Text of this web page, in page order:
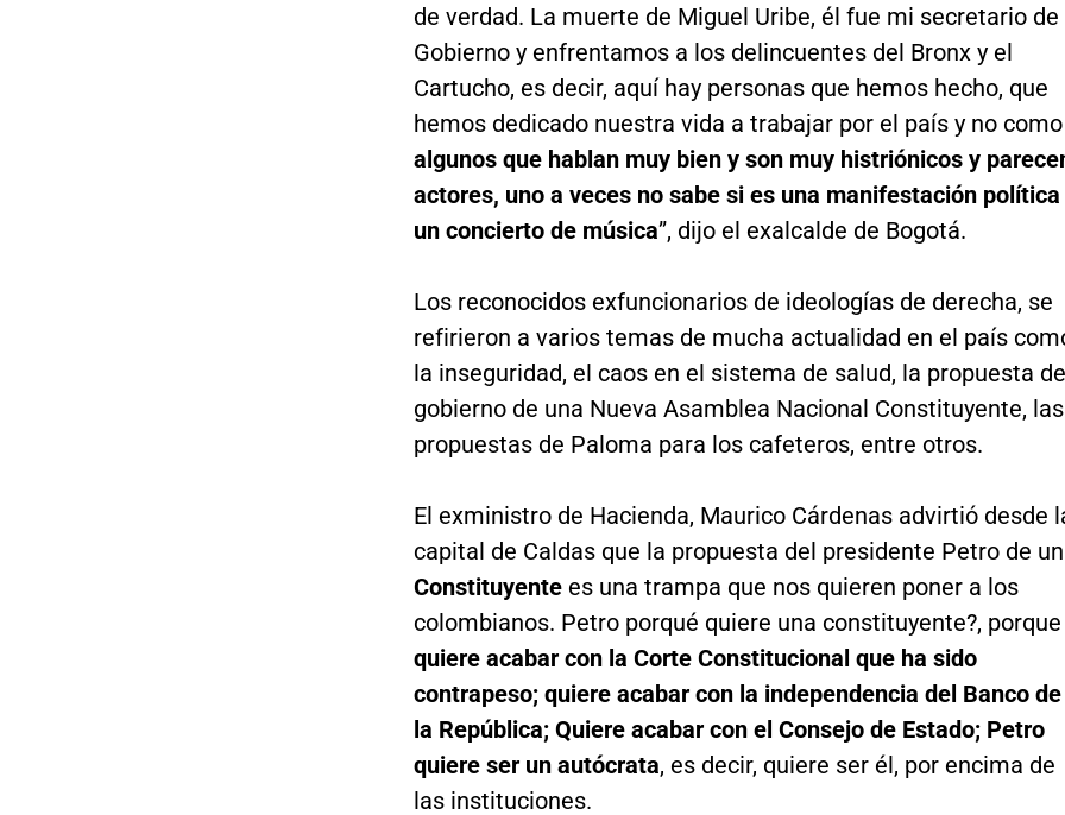
de verdad. La muerte de Miguel Uribe, él fue mi secretario de
Gobierno y enfrentamos a los delincuentes del Bronx y el
Cartucho, es decir, aquí hay personas que hemos hecho, que
hemos dedicado nuestra vida a trabajar por el país y no como
algunos que hablan muy bien y son muy histriónicos y
actores, uno a veces no sabe si es una manifestación política
un concierto de música”, dijo el exalcalde de Bogotá.
Los reconocidos exfuncionarios de ideologías de derecha, se
refirieron a varios temas de mucha actualidad en el país
la inseguridad, el caos en el sistema de salud, la propuesta
gobierno de una Nueva Asamblea Nacional Constituyente, las
propuestas de Paloma para los cafeteros, entre otros.
El exministro de Hacienda, Maurico Cárdenas advirtió desde
capital de Caldas que la propuesta del presidente Petro de
Constituyentees una trampa que nos quieren poner a los
colombianos. Petro porqué quiere una constituyente?, porque
quiere acabar con la Corte Constitucional que ha sido
contrapeso; quiere acabar con la independencia del Banco de
la República; Quiere acabar con el Consejo de Estado; Petro
quiere ser un autócrata, es decir, quiere ser él, por encima de
las instituciones.